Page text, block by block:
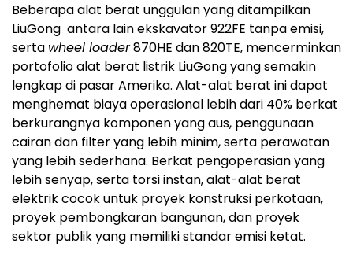
Beberapa alat berat unggulan yang ditampilkan
LiuGong antara lain ekskavator 922FE tanpa emisi,
serta wheel loader870HE dan 820TE, mencerminkan
portofolio alat berat listrik LiuGong yang semakin
lengkap di pasar Amerika. Alat-alat berat ini dapat
menghemat biaya operasional lebih dari 40% berkat
berkurangnya komponen yang aus, penggunaan
cairan dan filter yang lebih minim, serta perawatan
yang lebih sederhana. Berkat pengoperasian yang
lebih senyap, serta torsi instan, alat-alat berat
elektrik cocok untuk proyek konstruksi perkotaan,
proyek pembongkaran bangunan, dan proyek
sektor publik yang memiliki standar emisi ketat.